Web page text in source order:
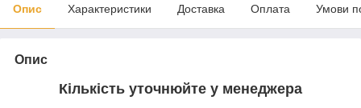
Опис Характеристики Доставка Оплата Умови
Опис
Кількість уточнюйте у менеджера